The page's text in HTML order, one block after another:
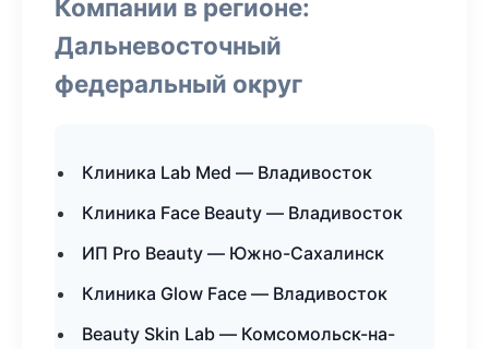
Компании в регионе:
Дальневосточный
федеральный округ
Клиника Lab Med — Владивосток
Клиника Face Beauty — Владивосток
ИП Pro Beauty — Южно-Сахалинск
Клиника Glow Face — Владивосток
Beauty Skin Lab — Комсомольск-на-